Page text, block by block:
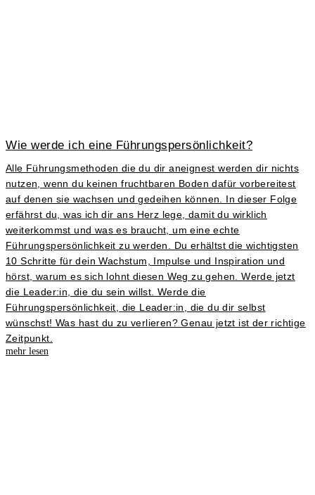
Wie werde ich eine Führungspersönlichkeit?
Alle Führungsmethoden die du dir aneignest werden dir nichts
nutzen, wenn du keinen fruchtbaren Boden dafür vorbereitest
auf denen sie wachsen und gedeihen können. In dieser Folge
erfährst du, was ich dir ans Herz lege, damit du wirklich
weiterkommst und was es braucht, um eine echte
Führungspersönlichkeit zu werden. Du erhältst die wichtigsten
10 Schritte für dein Wachstum, Impulse und Inspiration und
hörst, warum es sich lohnt diesen Weg zu gehen. Werde jetzt
die Leader:in, die du sein willst. Werde die
Führungspersönlichkeit, die Leader:in, die du dir selbst
wünschst! Was hast du zu verlieren? Genau jetzt ist der richtige
Zeitpunkt.
mehr lesen